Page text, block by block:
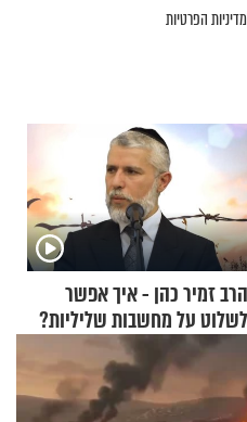
הפרטיות
הרב זמיר כהן - איך אפשר
לשלוט על מחשבות שליליות?